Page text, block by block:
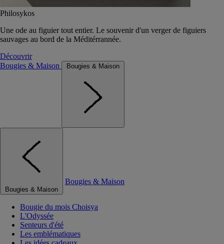
Philosykos
Une ode au figuier tout entier. Le souvenir d'un verger de figuiers
sauvages au bord de la Méditérrannée.
Découvrir
Bougies & Maison
Bougies & Maison
Bougies & Maison
Bougies & Maison
Bougie du mois Choisya
L'Odyssée
Senteurs d'été
Les emblématiques